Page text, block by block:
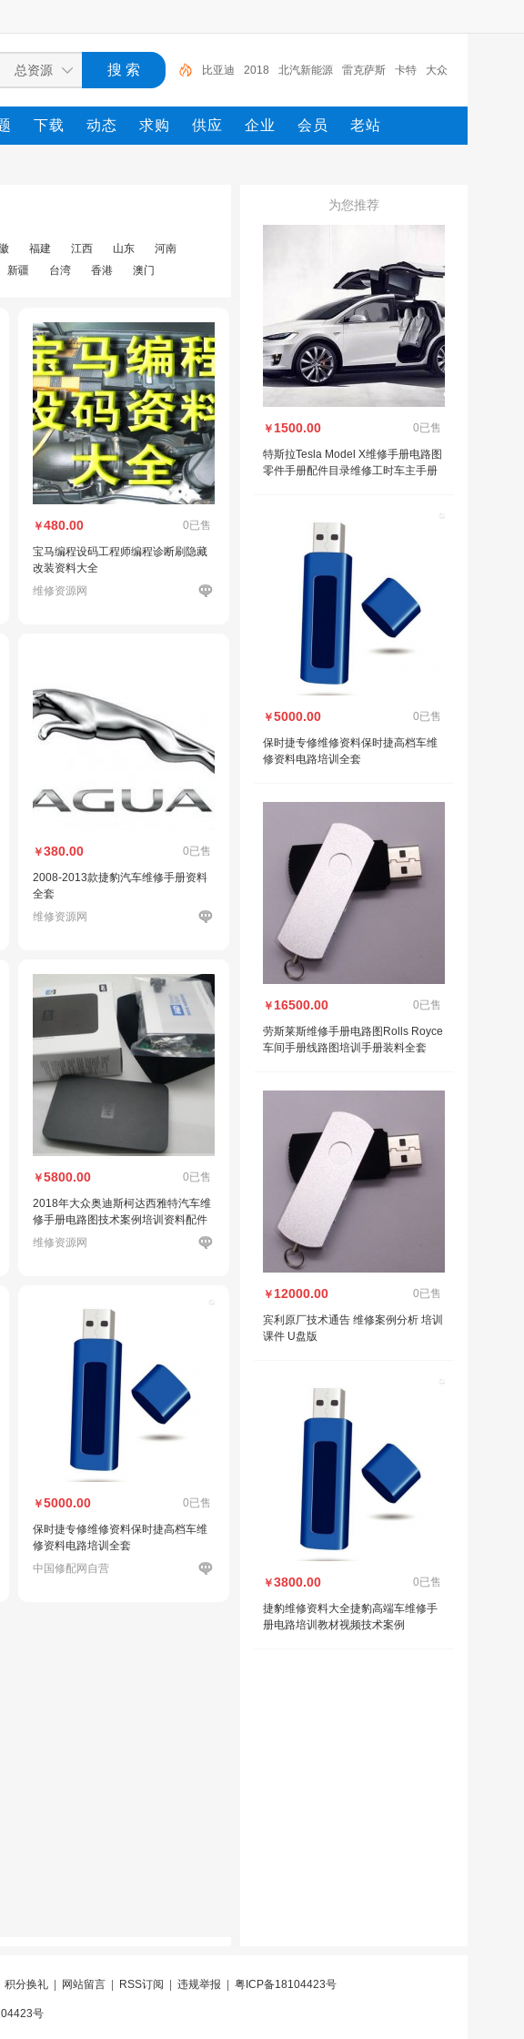
比亚迪 2018 北汽新能源 雷克萨斯 卡特 大众
电路图册 一汽 一汽解放 2022
下载 动态 求购 供应 企业 会员 老站
福建 江西 山东
河南
新疆 台湾 香港 澳门
￥480.00 0已售
宝马编程设码工程师编程诊断刷隐藏
改装资料大全
维修资源网
￥380.00 0已售
2008-2013款捷豹汽车维修手册资料
全套
维修资源网
￥5800.00 0已售
2018年大众奥迪斯柯达西雅特汽车维
修手册电路图技术案例培训资料配件
目录硬盘全套
维修资源网
￥5000.00 0已售
保时捷专修维修资料保时捷高档车维
修资料电路培训全套
中国修配网自营
为您推荐
￥ 1500.00 0已售
特斯拉Tesla Model X维修手册电路图
零件手册配件目录维修工时车主手册
￥5000.00 0已售
保时捷专修维修资料保时捷高档车维
修资料电路培训全套
￥ 16500.00 0已售
劳斯莱斯维修手册电路图Rolls Royce
车间手册线路图培训手册装料全套
￥ 12000.00 0已售
宾利原厂技术通告 维修案例分析 培训
课件 U盘版
￥3800.00 0已售
捷豹维修资料大全捷豹高端车维修手
册电路培训教材视频技术案例
积分换礼 网站留言 RSS订阅 违规举报 粤ICP备18104423号
号